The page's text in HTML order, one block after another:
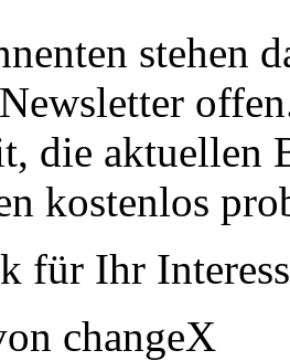
stehen
die aktuellen
kostenlos
für Ihr
changeX